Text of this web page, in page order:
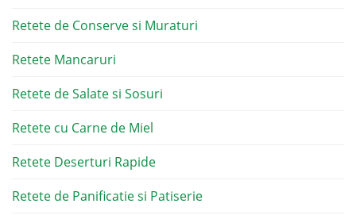
Retete de Conserve si Muraturi
Retete Mancaruri
Retete de Salate si Sosuri
Retete cu Carne de Miel
Retete Deserturi Rapide
Retete de Panificatie si Patiserie